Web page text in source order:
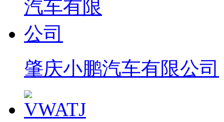
肇庆小鹏汽车有限公司